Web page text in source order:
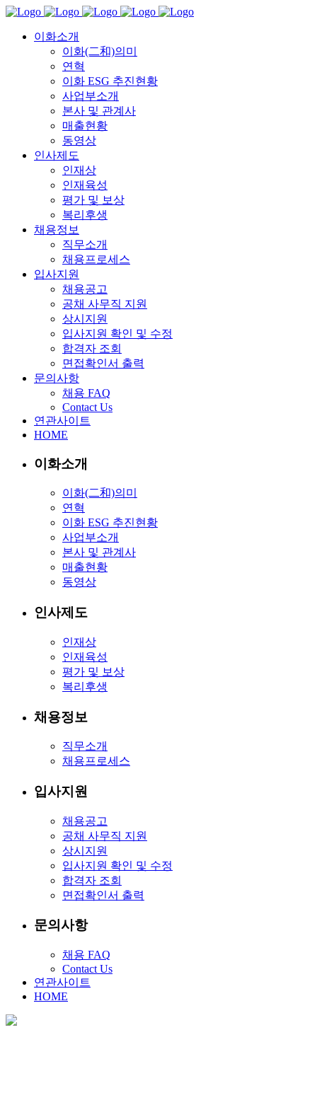
이화소개
이화(二和)의미
연혁
이화 ESG 추진현황
사업부소개
본사 및 관계사
매출현황
동영상
인사제도
인재상
인재육성
평가 및 보상
복리후생
채용정보
직무소개
채용프로세스
입사지원
채용공고
공채 사무직 지원
상시지원
입사지원 확인 및 수정
합격자 조회
면접확인서 출력
문의사항
채용 FAQ
Contact Us
연관사이트
HOME
이화소개
이화(二和)의미
연혁
이화 ESG 추진현황
사업부소개
본사 및 관계사
매출현황
동영상
인사제도
인재상
인재육성
평가 및 보상
복리후생
채용정보
직무소개
채용프로세스
입사지원
채용공고
공채 사무직 지원
상시지원
입사지원 확인 및 수정
합격자 조회
면접확인서 출력
문의사항
채용 FAQ
Contact Us
연관사이트
HOME